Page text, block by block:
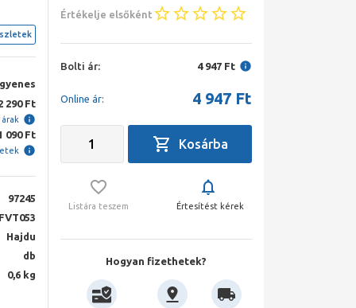
290 Ft
090 Ft
97245
FVT053
Hajdu
db
0,6 kg
Értékelje elsőként
Bolti ár: 4 947 Ft
Online ár: 4 947 Ft
Listára teszem Értesítést kérek
Hogyan fizethetek?